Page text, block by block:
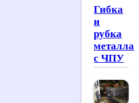
Гибка
и
рубка
металла
с ЧПУ